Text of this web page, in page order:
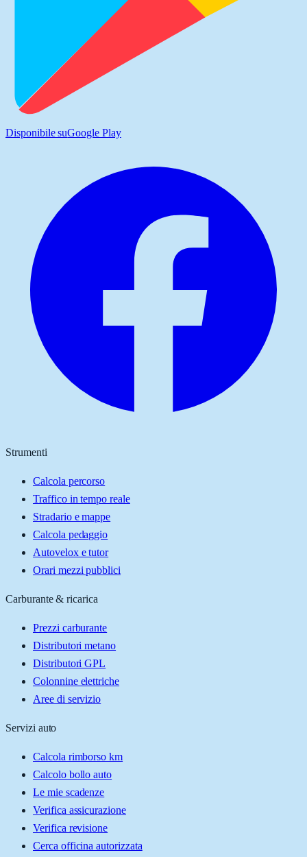
Disponibile suGoogle Play
Strumenti
Calcola percorso
Traffico in tempo reale
Stradario e mappe
Calcola pedaggio
Autovelox e tutor
Orari mezzi pubblici
Carburante & ricarica
Prezzi carburante
Distributori metano
Distributori GPL
Colonnine elettriche
Aree di servizio
Servizi auto
Calcola rimborso km
Calcolo bollo auto
Le mie scadenze
Verifica assicurazione
Verifica revisione
Cerca officina autorizzata